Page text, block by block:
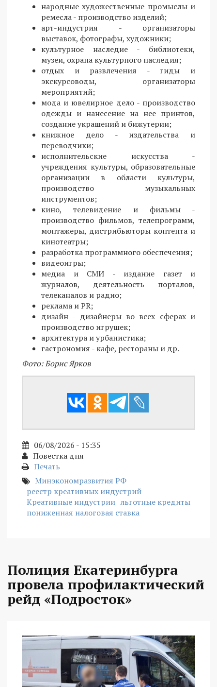
народные художественные промыслы и
ремесла - производство изделий;
арт-индустрия - организаторы
выставок, фотографы, художники;
культурное наследие - библиотеки,
музеи, охрана культурного наследия;
отдых и развлечения - гиды и
экскурсоводы, организаторы
мероприятий;
мода и ювелирное дело - производство
одежды и нанесение на нее принтов,
создание украшений и бижутерии;
книжное дело - издательства и
переводчики;
исполнительские искусства -
учреждения культуры, образовательные
организации в области культуры,
производство музыкальных
инструментов;
кино, телевидение и фильмы -
производство фильмов, телепрограмм,
монтажеры, дистрибьюторы контента и
кинотеатры;
разработка программного обеспечения;
видеоигры;
медиа и СМИ - издание газет и
журналов, деятельность порталов,
телеканалов и радио;
реклама и PR;
дизайн - дизайнеры во всех сферах и
производство игрушек;
архитектура и урбанистика;
гастрономия - кафе, рестораны и др.
Фото: Борис Ярков
06/08/2026 - 15:35
Повестка дня
Печать
Минэкономразвития РФ
реестр креативных индустрий
Креативные индустрии льготные кредиты
пониженная налоговая ставка
Полиция Екатеринбурга
провела профилактический
рейд «Подросток»